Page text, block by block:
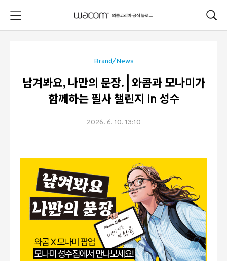
Brand/News
남겨봐요, 나만의 문장. | 와콤과 모나미가
함께하는 필사 챌린지 in 성수
2026. 6. 10. 13:10